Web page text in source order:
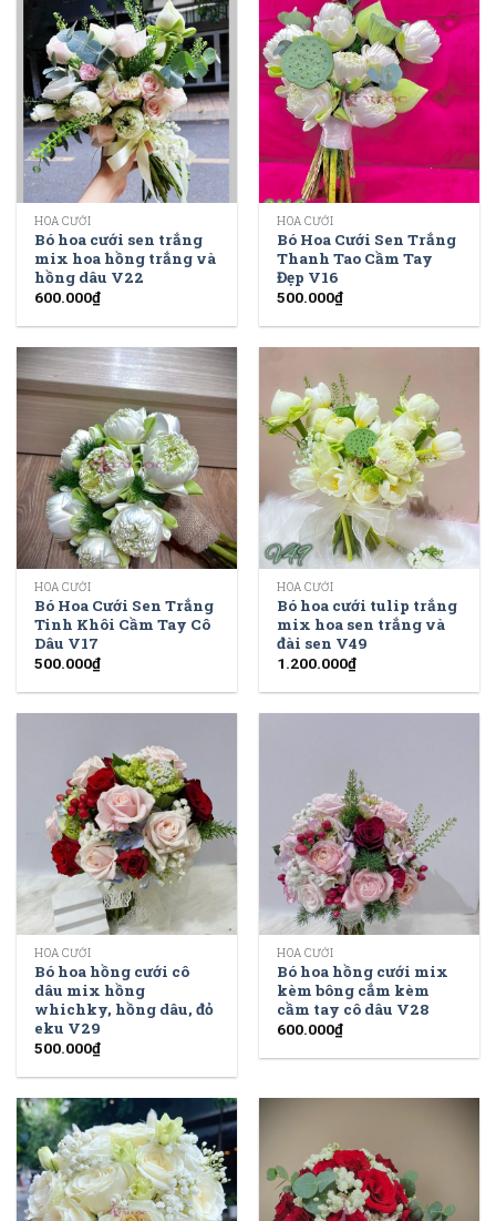
HOA CƯỚI
Bó hoa cưới sen trắng
mix hoa hồng trắng và
hồng dâu V22
600.000₫
HOA CƯỚI
Bó Hoa Cưới Sen Trắng
Thanh Tao Cầm Tay
Đẹp V16
500.000₫
HOA CƯỚI
Bó Hoa Cưới Sen Trắng
Tinh Khôi Cầm Tay Cô
Dâu V17
500.000₫
HOA CƯỚI
Bó hoa cưới tulip trắng
mix hoa sen trắng và
đài sen V49
1.200.000₫
HOA CƯỚI
Bó hoa hồng cưới cô
dâu mix hồng
whichky, hồng dâu, đỏ
eku V29
500.000₫
HOA CƯỚI
Bó hoa hồng cưới mix
kèm bông cắm kèm
cầm tay cô dâu V28
600.000₫